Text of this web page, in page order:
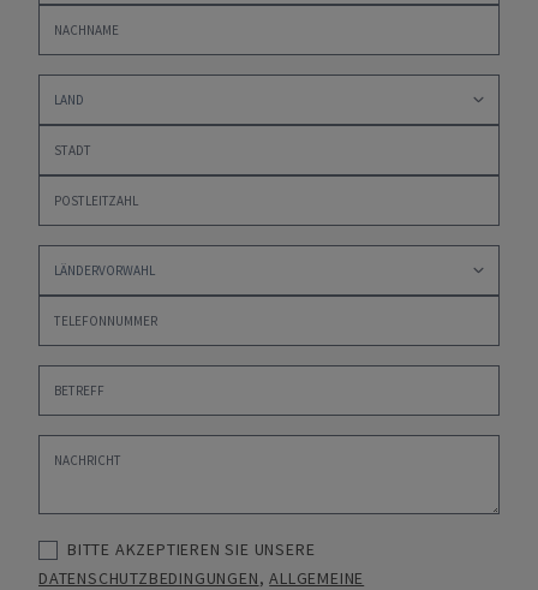
BITTE AKZEPTIEREN SIE UNSERE
DATENSCHUTZBEDINGUNGEN,ALLGEMEINE